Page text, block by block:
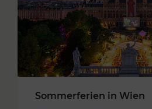
Sommerferien in Wien